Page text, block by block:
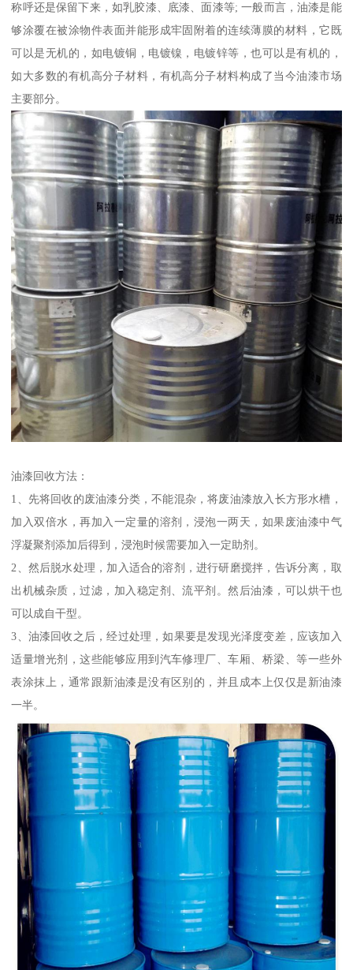
称呼还是保留下来，如乳胶漆、底漆、面漆等; 一般而言，油漆是能
够涂覆在被涂物件表面并能形成牢固附着的连续薄膜的材料，它既
可以是无机的，如电镀铜，电镀镍，电镀锌等，也可以是有机的，
如大多数的有机高分子材料，有机高分子材料构成了当今油漆市场
主要部分。
油漆回收方法：
1、先将回收的废油漆分类，不能混杂，将废油漆放入长方形水槽，
加入双倍水，再加入一定量的溶剂，浸泡一两天，如果废油漆中气
浮凝聚剂添加后得到，浸泡时候需要加入一定助剂。
2、然后脱水处理，加入适合的溶剂，进行研磨搅拌，告诉分离，取
出机械杂质，过滤，加入稳定剂、流平剂。然后油漆，可以烘干也
可以成自干型。
3、油漆回收之后，经过处理，如果要是发现光泽度变差，应该加入
适量增光剂，这些能够应用到汽车修理厂、车厢、桥梁、等一些外
表涂抹上，通常跟新油漆是没有区别的，并且成本上仅仅是新油漆
一半。